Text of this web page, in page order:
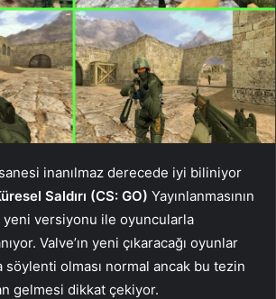
inanılmaz derecede iyi biliniyor
Saldırı (CS: GO) Yayınlanmasının
yeni versiyonu ile oyuncularla
Valve’ın yeni çıkaracağı oyunlar
söylenti olması normal ancak bu tezin
gelmesi dikkat çekiyor.